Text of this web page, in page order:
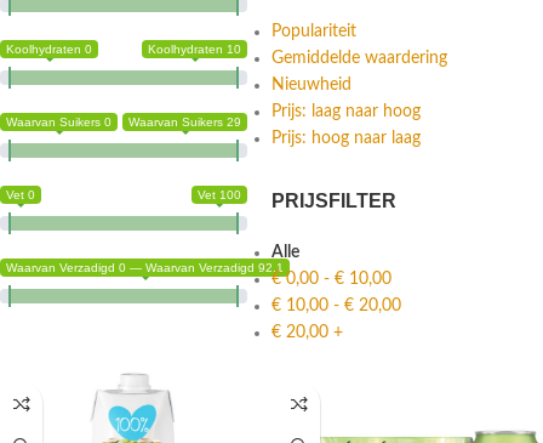
Koolhydraten 0 Koolhydraten 10
Waarvan Suikers 0 Waarvan Suikers 29
Vet 0 Vet 100
Waarvan Verzadigd 0 — Waarvan Verzadigd 92.1
Populariteit
Gemiddelde waardering
Nieuwheid
Prijs: laag naar hoog
Prijs: hoog naar laag
PRIJSFILTER
Alle
€0,00 - € 10,00
€ 10,00 - € 20,00
€ 20,00 +